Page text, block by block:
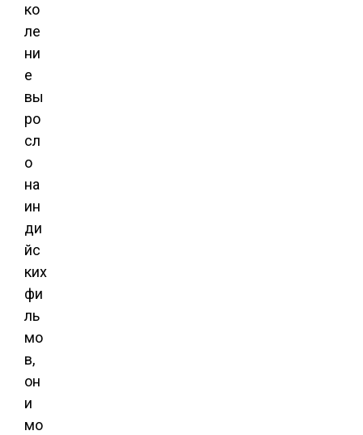
ко
ле
ни
е
вы
ро
сл
о
на
ин
ди
йс
ких
фи
ль
мо
в,
он
и
мо